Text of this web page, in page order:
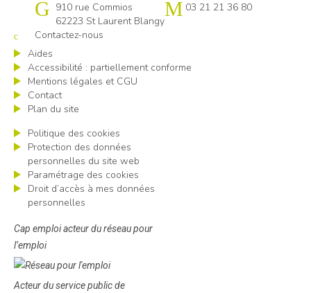
Cap emploi Pas-de-Calais centre
910 rue Commios
62223 St Laurent Blangy
03 21 21 36 80
Contactez-nous
Aides
Accessibilité : partiellement conforme
Mentions légales et CGU
Contact
Plan du site
Politique des cookies
Protection des données
personnelles du site web
Paramétrage des cookies
Droit d’accès à mes données
personnelles
Cap emploi acteur du réseau pour
l’emploi
Acteur du service public de